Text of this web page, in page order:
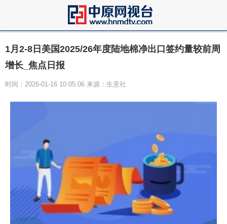
1月2-8日美国2025/26年度陆地棉净出口签约量较前周
增长_焦点日报
时间：2026-01-16 10:05:06 来源：生意社